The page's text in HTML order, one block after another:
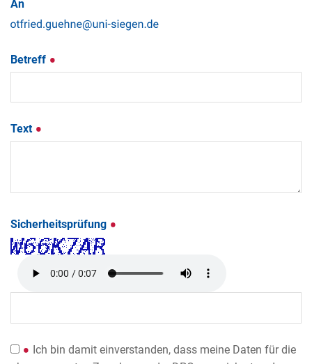
An
Betreff
Text
Sicherheitsprüfung
Ich bin damit einverstanden, dass meine Daten für die